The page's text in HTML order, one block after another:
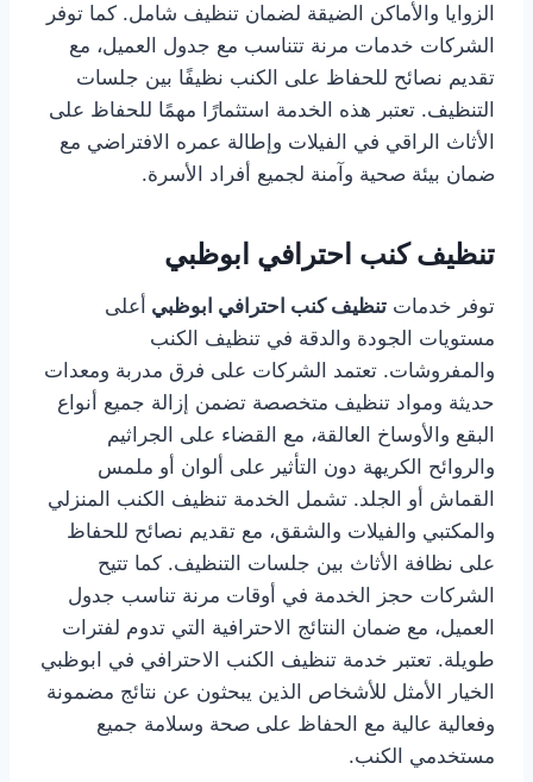
الزوايا والأماكن الضيقة لضمان تنظيف شامل. كما توفر
الشركات خدمات مرنة تتناسب مع جدول العميل، مع
تقديم نصائح للحفاظ على الكنب نظيفًا بين جلسات
التنظيف. تعتبر هذه الخدمة استثمارًا مهمًا للحفاظ على
الأثاث الراقي في الفيلات وإطالة عمره الافتراضي مع
ضمان بيئة صحية وآمنة لجميع أفراد الأسرة.
تنظيف كنب احترافي ابوظبي
توفر خدمات تنظيف كنب احترافي ابوظبي أعلى
مستويات الجودة والدقة في تنظيف الكنب
والمفروشات. تعتمد الشركات على فرق مدربة ومعدات
حديثة ومواد تنظيف متخصصة تضمن إزالة جميع أنواع
البقع والأوساخ العالقة، مع القضاء على الجراثيم
والروائح الكريهة دون التأثير على ألوان أو ملمس
القماش أو الجلد. تشمل الخدمة تنظيف الكنب المنزلي
والمكتبي والفيلات والشقق، مع تقديم نصائح للحفاظ
على نظافة الأثاث بين جلسات التنظيف. كما تتيح
الشركات حجز الخدمة في أوقات مرنة تناسب جدول
العميل، مع ضمان النتائج الاحترافية التي تدوم لفترات
طويلة. تعتبر خدمة تنظيف الكنب الاحترافي في ابوظبي
الخيار الأمثل للأشخاص الذين يبحثون عن نتائج مضمونة
وفعالية عالية مع الحفاظ على صحة وسلامة جميع
مستخدمي الكنب.